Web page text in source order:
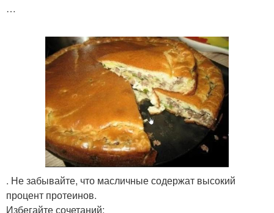
…
. Не забывайте, что масличные содержат высокий
процент протеинов.
Избегайте сочетаний: